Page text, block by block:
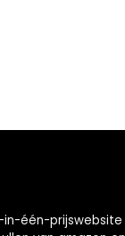
in-één-prijswebsite